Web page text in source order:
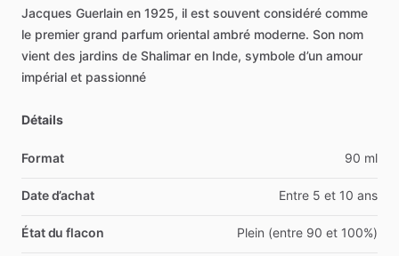
Jacques Guerlain en 1925, il est souvent considéré comme
le premier grand parfum oriental ambré moderne. Son nom
vient des jardins de Shalimar en Inde, symbole d’un amour
impérial et passionné
Détails
Format 90 ml
Date d’achat Entre 5 et 10 ans
État du flacon Plein (entre 90 et 100%)